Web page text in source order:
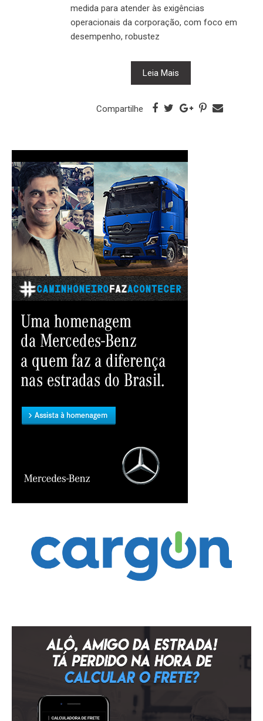
medida para atender às exigências
operacionais da corporação, com foco em
desempenho, robustez
Leia Mais
Compartilhe